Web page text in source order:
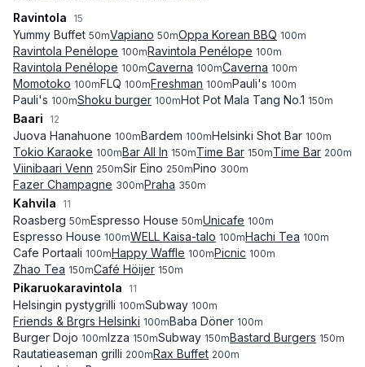
Ravintola
15
Yummy Buffet 50mVapiano 50mOppa Korean BBQ 100m
Ravintola Penélope 100mRavintola Penélope 100m
Ravintola Penélope 100mCaverna 100mCaverna 100m
Momotoko 100mFLQ 100mFreshman 100mPauli's 100m
Pauli's 100mShoku burger 100mHot Pot Mala Tang No.1 150m
Baari 12
Juova Hanahuone 100mBardem 100mHelsinki Shot Bar 100m
Tokio Karaoke 100mBar All In 150mTime Bar 150mTime Bar 200m
Viinibaari Venn 250mSir Eino 250mPino 300m
Fazer Champagne 300mPraha 350m
Kahvila 11
Roasberg 50mEspresso House 50mUnicafe 100m
Espresso House 100mWELL Kaisa-talo 100mHachi Tea 100m
Cafe Portaali 100mHappy Waffle 100mPicnic 100m
Zhao Tea 150mCafé Höijer 150m
Pikaruokaravintola 11
Helsingin pystygrilli 100mSubway 100m
Friends & Brgrs Helsinki 100mBaba Döner 100m
Burger Dojo 100mIzza 150mSubway 150mBastard Burgers 150m
Rautatieaseman grilli 200mRax Buffet 200m